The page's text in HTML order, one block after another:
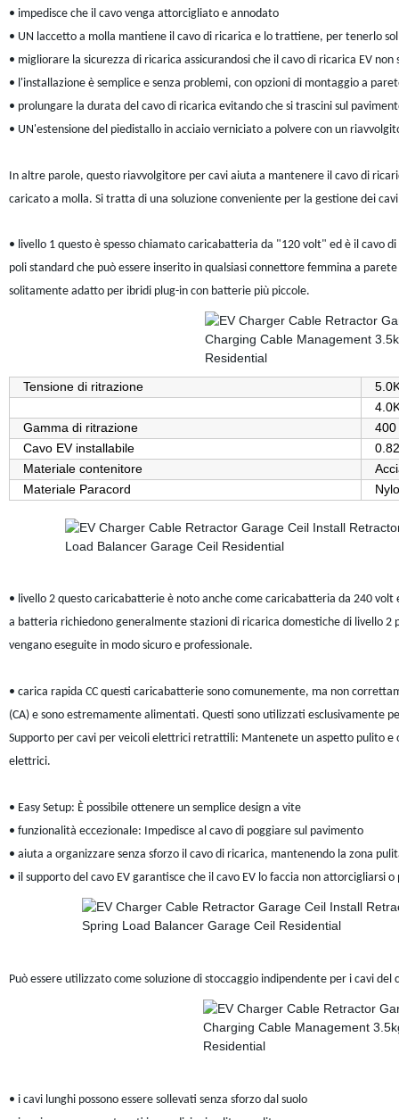
• impedisce che il cavo venga attorcigliato e annodato
• UN laccetto a molla mantiene il cavo di ricarica e lo trattiene, per tenerlo
• migliorare la sicurezza di ricarica assicurandosi che il cavo di ricarica EV
• l'installazione è semplice e senza problemi, con opzioni di montaggio a
• prolungare la durata del cavo di ricarica evitando che si trascini sul
• UN'estensione del piedistallo in acciaio verniciato a polvere con un
In altre parole, questo riavvolgitore per cavi aiuta a mantenere il cavo di
caricato a molla. Si tratta di una soluzione conveniente per la gestione dei
• livello 1 questo è spesso chiamato caricabatteria da "120 volt" ed è il
poli standard che può essere inserito in qualsiasi connettore femmina a
solitamente adatto per ibridi plug-in con batterie più piccole.
Tensione di ritrazione
Gamma di ritrazione
400
Cavo EV installabile
Materiale contenitore
Materiale Paracord
• livello 2 questo caricabatterie è noto anche come caricabatteria da 240
a batteria richiedono generalmente stazioni di ricarica domestiche di livello
vengano eseguite in modo sicuro e professionale.
• carica rapida CC questi caricabatterie sono comunemente, ma non
(CA) e sono estremamente alimentati. Questi sono utilizzati esclusivamente
Supporto per cavi per veicoli elettrici retrattili: Mantenete un aspetto pulito e
elettrici.
• Easy Setup: È possibile ottenere un semplice design a vite
• funzionalità eccezionale: Impedisce al cavo di poggiare sul pavimento
• aiuta a organizzare senza sforzo il cavo di ricarica, mantenendo la zona
• il supporto del cavo EV garantisce che il cavo EV lo faccia non attorcigliarsi o
Può essere utilizzato come soluzione di stoccaggio indipendente per i cavi
• i cavi lunghi possono essere sollevati senza sforzo dal suolo